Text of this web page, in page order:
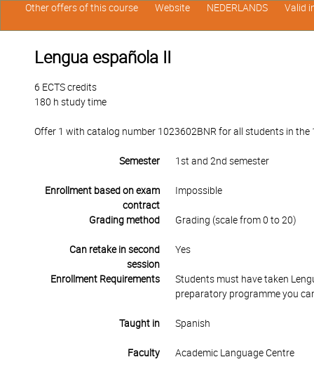
Lengua española II
6 ECTS credits
180 h study time
Offer 1 with catalog number 1023602BNR for all students in the
Semester 1st and 2nd semester
Enrollment based on exam
contract
Impossible
Grading method Grading (scale from 0 to 20)
Can retake in second
session
Yes
Enrollment Requirements
Students must have taken
preparatory programme you
Taught in Spanish
Faculty Academic Language Centre
Other offers of this course Website NEDERLANDS Valid